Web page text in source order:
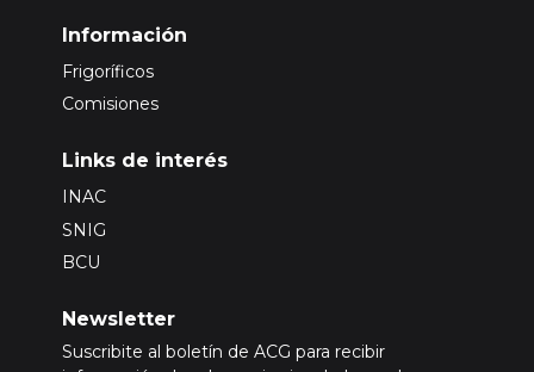
Información
Frigoríficos
Comisiones
Links de interés
INAC
SNIG
BCU
Newsletter
Suscribite al boletín de ACG para recibir